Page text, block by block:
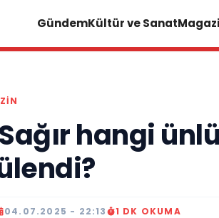
GündemKültür ve Sanat
hangi
04.07.2025 - 22:13 1 DK OKUMA